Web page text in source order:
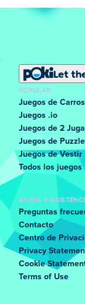
Let
POPULAR
Juegos de Carros
Juegos .io
Juegos de 2
Juegos de Puzzle
Juegos de Vestir
Todos los juegos
AYUDA Y
Preguntas
Contacto
Centro de
Privacy
Cookie
Terms of Use